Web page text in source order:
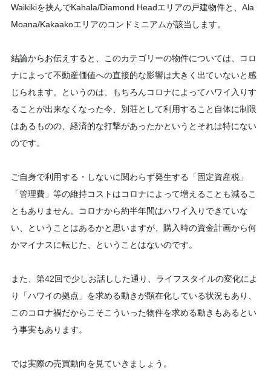
Waikikiを挟んでKahala/Diamond Headエリアの戸建物件と、Ala
Moana/Kakaakoエリアのコンドミニアムが該当します。
結論からお伝えすると、このカテゴリーの物件については、コロ
ナによって不動産価値への直接的な影響は大きく出ていないと感
じられます。というのは、もちろんコロナによってハワイ入りす
ることが出来なくなった今、別荘として利用すること自体に制限
はあるものの、経済的な打撃があったかというとそれは特にない
のです。
ご自身で利用する・しないに関わらず発生する「固定資産税」
「管理費」等の維持コストはコロナによって増えることも減るこ
ともありません。コロナから約半年間はハワイ入りできていな
い、ということはあるかと思いますが、購入時の資金計画から何
かマイナスに転じた、ということはないのです。
また、第42回で少しお話しした通り、ライフスタイルの変化によ
り「ハワイの拠点」を求める動きが顕在化している状況もあり、
このコロナ禍だからこそこういった物件を求める動きもあるとい
う事実もあります。
では実際の売買動向を見ていきましょう。